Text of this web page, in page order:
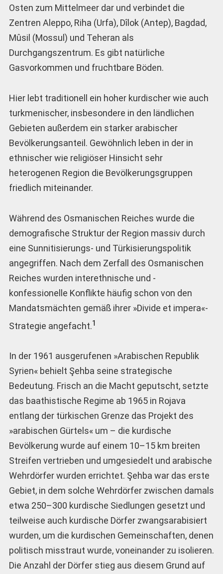
Osten zum Mittelmeer dar und verbindet die
Zentren Aleppo, Riha (Urfa), Dîlok (Antep), Bagdad,
Mûsil (Mossul) und Teheran als
Durchgangszentrum. Es gibt natürliche
Gasvorkommen und fruchtbare Böden.
Hier lebt traditionell ein hoher kurdischer wie auch
turkmenischer, insbesondere in den ländlichen
Gebieten außerdem ein starker arabischer
Bevölkerungsanteil. Gewöhnlich leben in der in
ethnischer wie religiöser Hinsicht sehr
heterogenen Region die Bevölkerungsgruppen
friedlich miteinander.
Während des Osmanischen Reiches wurde die
demografische Struktur der Region massiv durch
eine Sunnitisierungs- und Türkisierungspolitik
angegriffen. Nach dem Zerfall des Osmanischen
Reiches wurden interethnische und -
konfessionelle Konflikte häufig schon von den
Mandatsmächten gemäß ihrer »Divide et impera«-
Strategie angefacht.1
In der 1961 ausgerufenen »Arabischen Republik
Syrien« behielt Şehba seine strategische
Bedeutung. Frisch an die Macht geputscht, setzte
das baathistische Regime ab 1965 in Rojava
entlang der türkischen Grenze das Projekt des
»arabischen Gürtels« um – die kurdische
Bevölkerung wurde auf einem 10–15 km breiten
Streifen vertrieben und umgesiedelt und arabische
Wehrdörfer wurden errichtet. Şehba war das erste
Gebiet, in dem solche Wehrdörfer zwischen damals
etwa 250–300 kurdische Siedlungen gesetzt und
teilweise auch kurdische Dörfer zwangsarabisiert
wurden, um die kurdischen Gemeinschaften, denen
politisch misstraut wurde, voneinander zu isolieren.
Die Anzahl der Dörfer stieg aus diesem Grund auf